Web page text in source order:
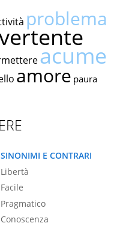
problema
acume
amore paura
SINONIMI E CONTRARI
Libertà
Facile
Pragmatico
Conoscenza